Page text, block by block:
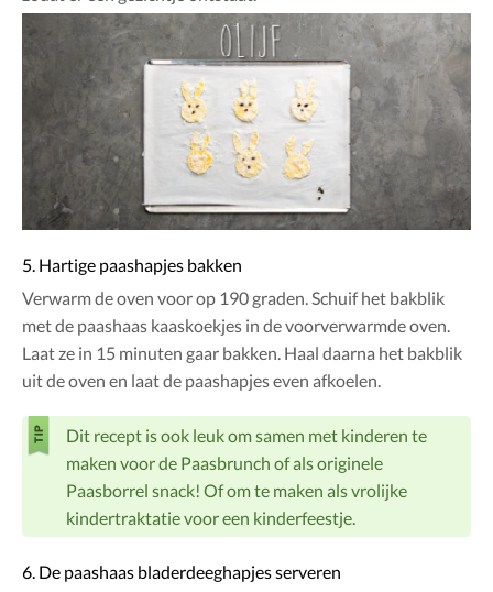
5. Hartige paashapjes bakken
Verwarm de oven voor op 190 graden. Schuif het bakblik
met de paashaas kaaskoekjes in de voorverwarmde oven.
Laat ze in 15 minuten gaar bakken. Haal daarna het bakblik
uit de oven en laat de paashapjes even afkoelen.
Dit recept is ook leuk om samen met kinderen te
maken voor de Paasbrunch of als originele
Paasborrel snack! Of om te maken als vrolijke
kindertraktatie voor een kinderfeestje.
6. De paashaas bladerdeeghapjes serveren